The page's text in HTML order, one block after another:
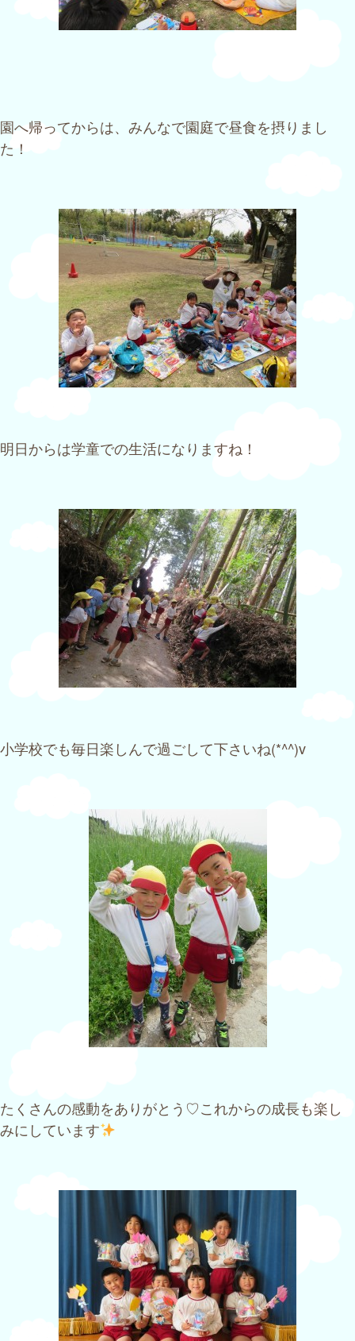
園へ帰ってからは、みんなで園庭で昼食を摂りまし
た！
明日からは学童での生活になりますね！
小学校でも毎日楽しんで過ごして下さいね(*^^)v
たくさんの感動をありがとう♡これからの成長も楽し
みにしています